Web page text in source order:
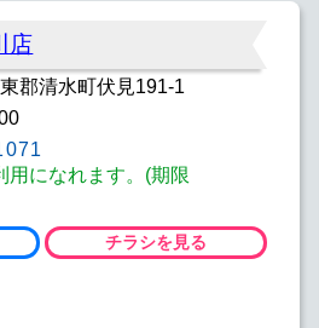
店
郡清水町伏見191-1
用になれます。(期限
チラシを見る